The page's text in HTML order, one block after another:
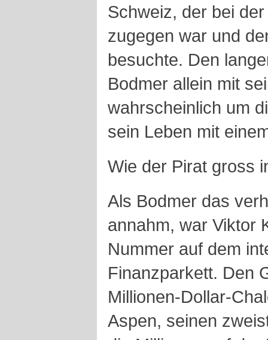
Schweiz, der bei
zugegen war und
besuchte. Den
Bodmer allein mit
wahrscheinlich um
sein Leben mit
Wie der Pirat gross
Als Bodmer das
annahm, war Viktor
Nummer auf dem
Finanzparkett. Den
Millionen-Dollar-
Aspen, seinen